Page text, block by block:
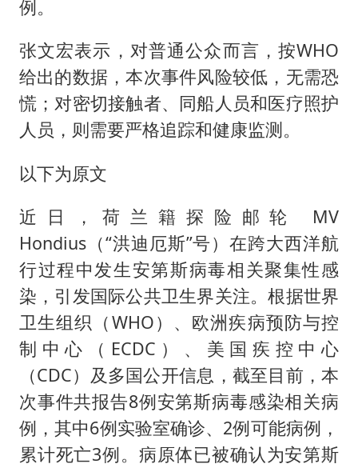
例。
张文宏表示，对普通公众而言，按WHO
给出的数据，本次事件风险较低，无需恐
慌；对密切接触者、同船人员和医疗照护
人员，则需要严格追踪和健康监测。
以下为原文
近日，荷兰籍探险邮轮 MV
Hondius（“洪迪厄斯”号）在跨大西洋航
行过程中发生安第斯病毒相关聚集性感
染，引发国际公共卫生界关注。根据世界
卫生组织（WHO）、欧洲疾病预防与控
制中心（ECDC）、美国疾控中心
（CDC）及多国公开信息，截至目前，本
次事件共报告8例安第斯病毒感染相关病
例，其中6例实验室确诊、2例可能病例，
累计死亡3例。病原体已被确认为安第斯